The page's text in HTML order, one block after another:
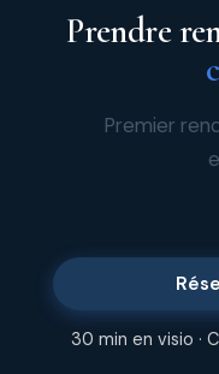
Prendre
Premier
30 min en visio ·